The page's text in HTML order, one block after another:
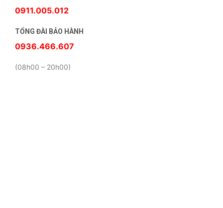
0911.005.012
TỔNG ĐÀI BẢO HÀNH
0936.466.607
(08h00 – 20h00)